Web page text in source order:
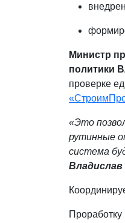
Министр
политики
проверке
«Это
рутинные
система
Владислав